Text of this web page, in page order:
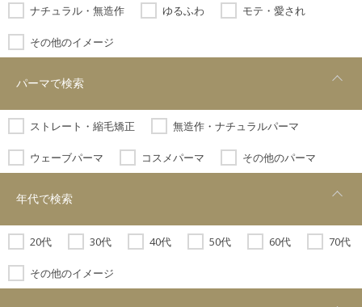
ナチュラル・無造作 ゆるふわ モテ・愛され
その他のイメージ
パーマで検索
ストレート・縮毛矯正 無造作・ナチュラルパーマ
ウェーブパーマ コスメパーマ その他のパーマ
年代で検索
20代 30代 40代 50代 60代 70代
その他のイメージ